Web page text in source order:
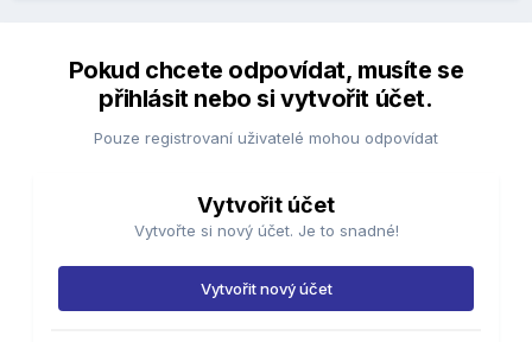
Pokud chcete odpovídat, musíte se
přihlásit nebo si vytvořit účet.
Pouze registrovaní uživatelé mohou odpovídat
Vytvořit účet
Vytvořte si nový účet. Je to snadné!
Vytvořit nový účet